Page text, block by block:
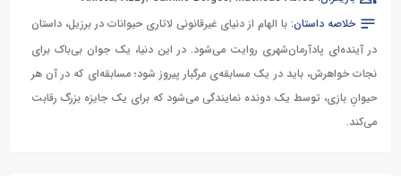
خلاصه داستان: با الهام از دنیای غیرقانونی لاتاری حیوانات در برزیل، داستان
در آینده‌ای پادآرمان‌شهری روایت می‌شود. در این دنیا، یک جوان بی‌باک برای
نجات خواهرش، باید در یک مسابقه‌ی مرگبار پیروز شود؛ مسابقه‌ای که در آن هر
حیوانِ بازی، توسط یک دونده نمایندگی می‌شود که برای یک جایزه بزرگ رقابت
می‌کند.